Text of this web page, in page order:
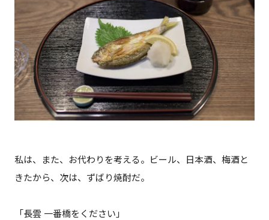
私は、また、お代わりを考える。ビール、日本酒、梅酒と
きたから、次は、ずばり焼酎だ。
「長雲 一番橋をください」